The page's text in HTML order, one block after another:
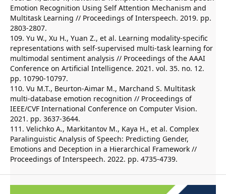
Emotion Recognition Using Self Attention Mechanism and
Multitask Learning // Proceedings of Interspeech. 2019. pp.
2803-2807.
109. Yu W., Xu H., Yuan Z., et al. Learning modality-specific
representations with self-supervised multi-task learning for
multimodal sentiment analysis // Proceedings of the AAAI
Conference on Artificial Intelligence. 2021. vol. 35. no. 12.
pp. 10790-10797.
110. Vu M.T., Beurton-Aimar M., Marchand S. Multitask
multi-database emotion recognition // Proceedings of
IEEE/CVF International Conference on Computer Vision.
2021. pp. 3637-3644.
111. Velichko A., Markitantov M., Kaya H., et al. Complex
Paralinguistic Analysis of Speech: Predicting Gender,
Emotions and Deception in a Hierarchical Framework //
Proceedings of Interspeech. 2022. pp. 4735-4739.